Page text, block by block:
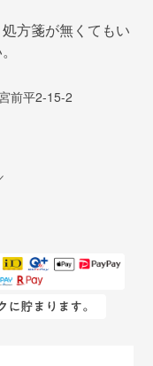
方箋が無くてもい
前平2-15-2